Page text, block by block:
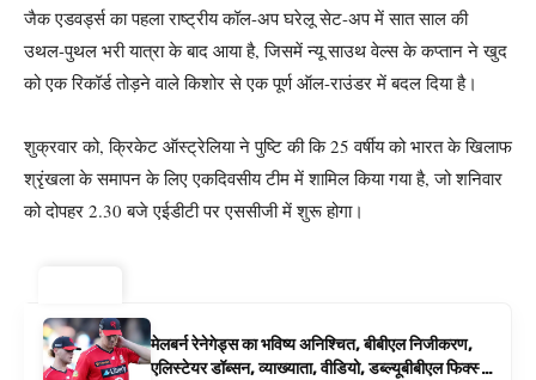
जैक एडवर्ड्स का पहला राष्ट्रीय कॉल-अप घरेलू सेट-अप में सात साल की
उथल-पुथल भरी यात्रा के बाद आया है, जिसमें न्यू साउथ वेल्स के कप्तान ने खुद
को एक रिकॉर्ड तोड़ने वाले किशोर से एक पूर्ण ऑल-राउंडर में बदल दिया है।
शुक्रवार को, क्रिकेट ऑस्ट्रेलिया ने पुष्टि की कि 25 वर्षीय को भारत के खिलाफ
श्रृंखला के समापन के लिए एकदिवसीय टीम में शामिल किया गया है, जो शनिवार
को दोपहर 2.30 बजे एईडीटी पर एससीजी में शुरू होगा।
मेलबर्न रेनेगेड्स का भविष्य अनिश्चित, बीबीएल निजीकरण,
एलिस्टेयर डॉब्सन, व्याख्याता, वीडियो, डब्ल्यूबीबीएल फिक्स्चर